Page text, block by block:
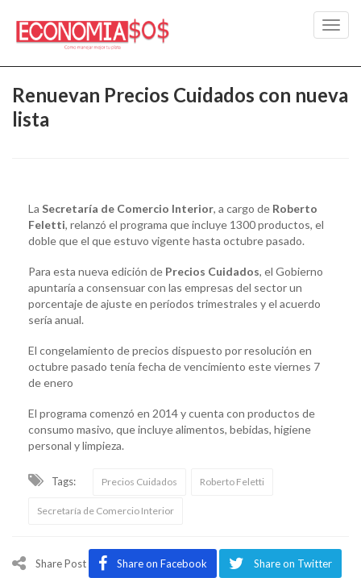
Renuevan Precios Cuidados con nueva
lista
La Secretaría de Comercio Interior, a cargo de Roberto
Feletti, relanzó el programa que incluye 1300 productos, el
doble que el que estuvo vigente hasta octubre pasado.
Para esta nueva edición de Precios Cuidados, el Gobierno
apuntaría a consensuar con las empresas del sector un
porcentaje de ajuste en períodos trimestrales y el acuerdo
sería anual.
El congelamiento de precios dispuesto por resolución en
octubre pasado tenía fecha de vencimiento este viernes 7
de enero
El programa comenzó en 2014 y cuenta con productos de
consumo masivo, que incluye alimentos, bebidas, higiene
personal y limpieza.
Tags: Precios Cuidados Roberto Feletti
Secretaría de Comercio Interior
Share Post Share on Facebook Share on Twitter